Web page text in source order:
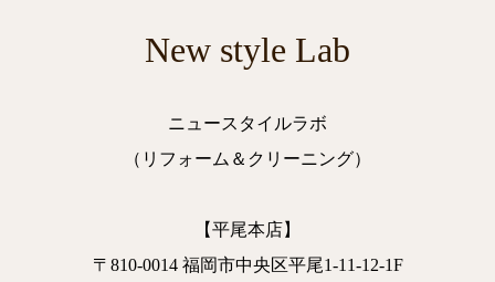
New style Lab
ニュースタイルラボ
（リフォーム＆クリーニング）
【平尾本店】
〒810-0014 福岡市中央区平尾1-11-12-1F